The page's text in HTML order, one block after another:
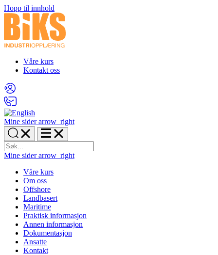
Hopp til innhold
Våre kurs
Kontakt oss
Mine sider arrow_right
Mine sider arrow_right
Våre kurs
Om oss
Offshore
Landbasert
Maritime
Praktisk informasjon
Annen informasjon
Dokumentasjon
Ansatte
Kontakt